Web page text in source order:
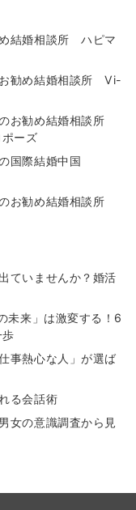
結婚相談所 ハピマ
お勧め結婚相談所 Vi-
お勧め結婚相談所
ーズ
国際結婚中国
お勧め結婚相談所
ていませんか？婚活
未来」は激変する！6
事熱心な人」が選ば
る会話術
女の意識調査から見